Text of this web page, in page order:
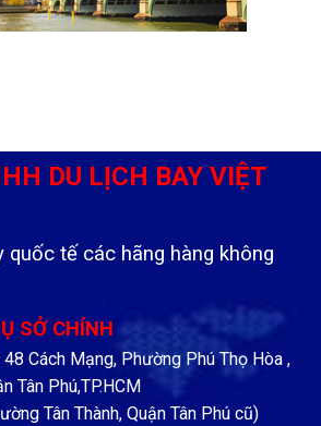
DU LỊCH BAY VIỆT
quốc tế các hãng hàng không
SỞ CHÍNH
48 Cách Mạng, Phường Phú Thọ Hòa ,
Tân Phú,TP.HCM
Tân Thành, Quận Tân Phú cũ)